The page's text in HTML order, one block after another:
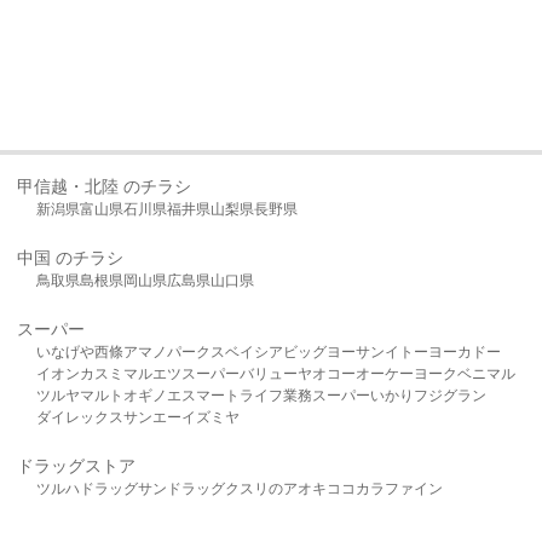
甲信越・北陸 のチラシ
新潟県富山県石川県福井県山梨県長野県
中国 のチラシ
鳥取県島根県岡山県広島県山口県
スーパー
いなげや西條アマノパークスベイシア ビッグヨーサンイトーヨーカドー
イオンカスミ マルエツスーパーバリューヤオコーオーケー ヨークベニマル
ツルヤマルト オギノ エスマート ライフ業務スーパーいかり フジグラン
ダイレックスサンエーイズミヤ
ドラッグストア
ツルハドラッグサンドラッグクスリのアオキ ココカラファイン